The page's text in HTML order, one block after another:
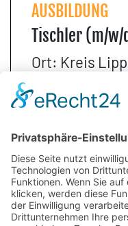
AUSBILDUNG
Tischler (m/w/
Ort: Kreis
Über uns
Neuigkeiten